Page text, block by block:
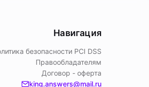
Навигация
безопасности PСI DSS
Правообладателям
Договор - оферта
king.answers@mail.ru